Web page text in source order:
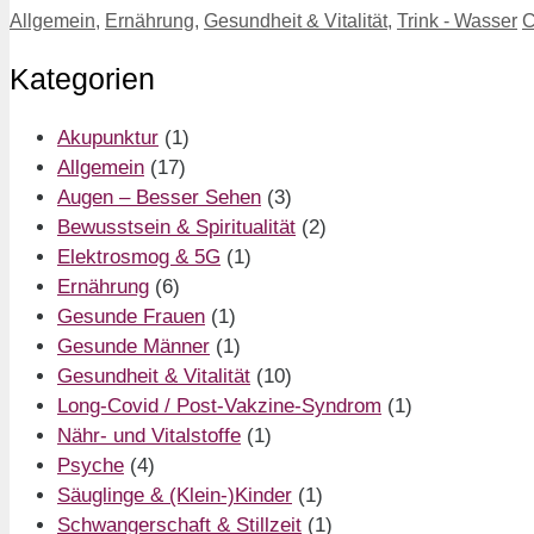
Kategorien
Allgemein, Ernährung, Gesundheit & Vitalität, Trink - Wasser
Kategorien
Akupunktur (1)
Allgemein (17)
Augen – Besser Sehen (3)
Bewusstsein & Spiritualität (2)
Elektrosmog & 5G (1)
Ernährung (6)
Gesunde Frauen (1)
Gesunde Männer (1)
Gesundheit & Vitalität (10)
Long-Covid / Post-Vakzine-Syndrom (1)
Nähr- und Vitalstoffe (1)
Psyche (4)
Säuglinge & (Klein-)Kinder (1)
Schwangerschaft & Stillzeit (1)